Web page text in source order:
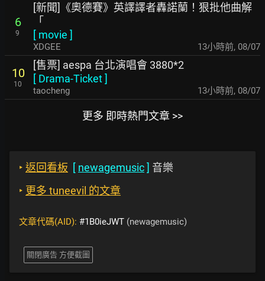
6
9
[新聞]《奧德賽》英譯譯者轟諾蘭！狠批他曲解
「
[ movie ]
XDGEE 13小時前, 08/07
10
10
[售票] aespa 台北演唱會 3880*2
[ Drama-Ticket]
taocheng 13小時前, 08/07
更多 即時熱門文章 >>
‣ 返回看板 [ newagemusic] 音樂
‣ 更多 tuneevil 的文章
文章代碼(AID): #1B0ieJWT (newagemusic)
關閉廣告 方便截圖